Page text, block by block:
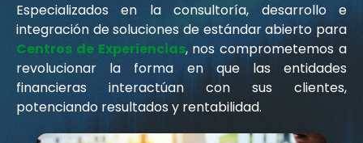
Especializados en la consultoría, desarrollo e
integración de soluciones de estándar abierto para
Centros de Experiencias, nos comprometemos a
revolucionar la forma en que las entidades
financieras interactúan con sus clientes,
potenciando resultados y rentabilidad.